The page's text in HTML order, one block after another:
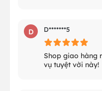
D D*******5
Shop giao hàng
vụ tuyệt vời này!